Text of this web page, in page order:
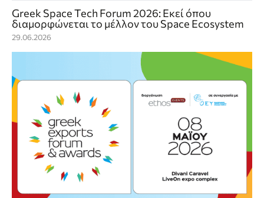
Greek Space Tech Forum 2026: Εκεί όπου
διαμορφώνεται το μέλλον του Space Ecosystem
29.06.2026